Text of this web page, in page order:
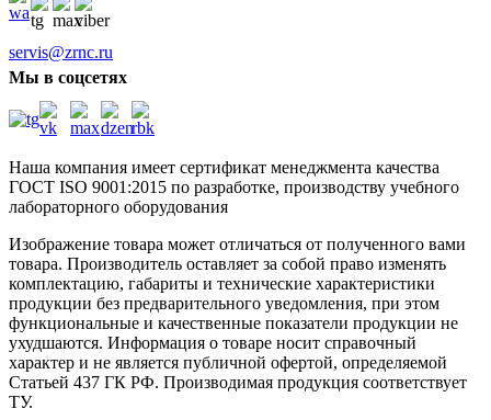
servis@zrnc.ru
Мы в соцсетях
Наша компания имеет сертификат менеджмента качества
ГОСТ ISO 9001:2015 по разработке, производству учебного
лабораторного оборудования
Изображение товара может отличаться от полученного вами
товара. Производитель оставляет за собой право изменять
комплектацию, габариты и технические характеристики
продукции без предварительного уведомления, при этом
функциональные и качественные показатели продукции не
ухудшаются. Информация о товаре носит справочный
характер и не является публичной офертой, определяемой
Статьей 437 ГК РФ. Производимая продукция соответствует
ТУ.